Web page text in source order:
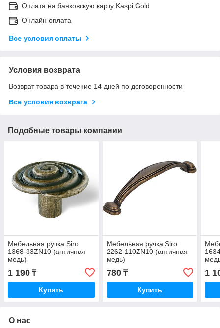
Оплата на банковскую карту Kaspi Gold
Онлайн оплата
Все условия оплаты
Условия возврата
Возврат товара в течение 14 дней по договоренности
Все условия возврата
Подобные товары компании
Мебельная ручка Siro
1368-33ZN10 (античная
медь)
1 190 ₸
Купить
Мебельная ручка Siro
2262-110ZN10 (античная
медь)
780₸
Купить
1
О нас